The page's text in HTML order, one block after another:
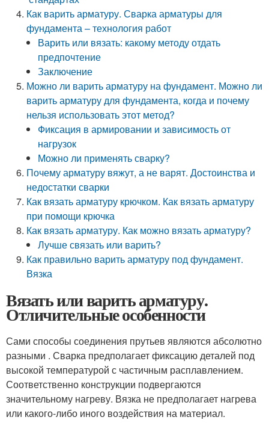
Как варить арматуру. Сварка арматуры для
фундамента – технология работ
Варить или вязать: какому методу отдать
предпочтение
Заключение
Можно ли варить арматуру на фундамент. Можно ли
варить арматуру для фундамента, когда и почему
нельзя использовать этот метод?
Фиксация в армировании и зависимость от
нагрузок
Можно ли применять сварку?
Почему арматуру вяжут, а не варят. Достоинства и
недостатки сварки
Как вязать арматуру крючком. Как вязать арматуру
при помощи крючка
Как вязать арматуру. Как можно вязать арматуру?
Лучше связать или варить?
Как правильно варить арматуру под фундамент.
Вязка
Вязать или варить арматуру.
Отличительные особенности
Сами способы соединения прутьев являются абсолютно
разными . Сварка предполагает фиксацию деталей под
высокой температурой с частичным расплавлением.
Соответственно конструкции подвергаются
значительному нагреву. Вязка не предполагает нагрева
или какого-либо иного воздействия на материал.